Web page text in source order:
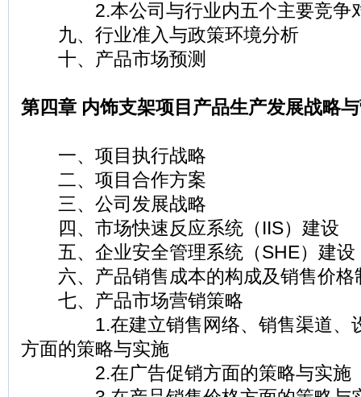
2.本公司与行业内五个主要竞争
九、行业准入与政策环境分析
十、产品市场预测
第四章 内饰支架项目产品生产发展战略
一、项目执行战略
二、项目合作方案
三、公司发展战略
四、市场快速反应系统（IIS）建设
五、企业安全管理系统（SHE）建设
六、产品销售成本的构成及销售价格
七、产品市场营销策略
1.在建立销售网络、销售渠道、设
方面的策略与实施
2.在广告促销方面的策略与实施